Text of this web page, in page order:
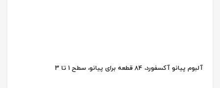
آلبوم پیانو آکسفورد، 84 قطعه برای پیانو، سطح 1 تا 3